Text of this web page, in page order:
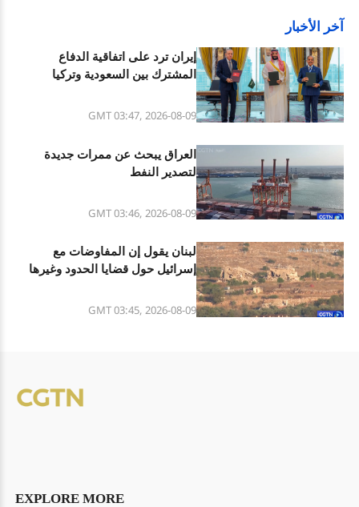
آخر الأخبار
إيران ترد على اتفاقية الدفاع
المشترك بين السعودية وتركيا
GMT 03:47, 2026-08-09
العراق يبحث عن ممرات جديدة
لتصدير النفط
GMT 03:46, 2026-08-09
لبنان يقول إن المفاوضات مع
إسرائيل حول قضايا الحدود وغيرها
GMT 03:45, 2026-08-09
EXPLORE MORE